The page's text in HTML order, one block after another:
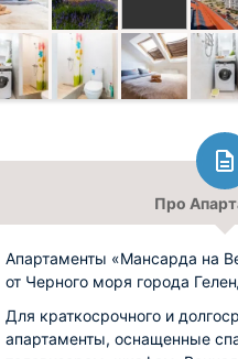
Про
Апартаменты «Мансарда на
от Черного моря города
Для краткосрочного и
апартаменты, оснащенные